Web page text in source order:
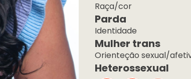
Parda
Raça/cor
Mulher trans
Identidade
Heterossexual
Orienteção sexual/